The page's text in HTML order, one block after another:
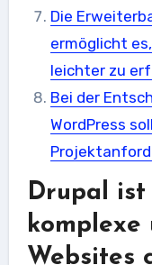
Die
ermöglicht
leichter zu
Bei der
WordPress
Drupal
komplexe
Websites